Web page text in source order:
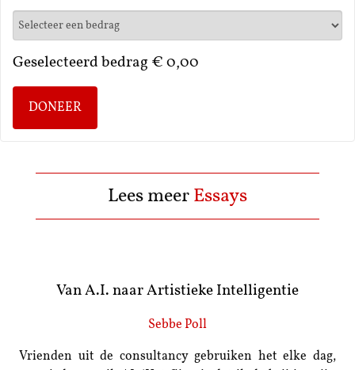
Geselecteerd bedrag € 0,00
DONEER
Lees meer Essays
Van A.I. naar Artistieke Intelligentie
Sebbe Poll
Vrienden uit de consultancy gebruiken het elke dag,